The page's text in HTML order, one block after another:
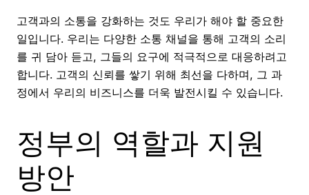
고객과의 소통을 강화하는 것도 우리가 해야 할 중요한
일입니다. 우리는 다양한 소통 채널을 통해 고객의 소리
를 귀 담아 듣고, 그들의 요구에 적극적으로 대응하려고
합니다. 고객의 신뢰를 쌓기 위해 최선을 다하며, 그 과
정에서 우리의 비즈니스를 더욱 발전시킬 수 있습니다.
정부의 역할과 지원
방안